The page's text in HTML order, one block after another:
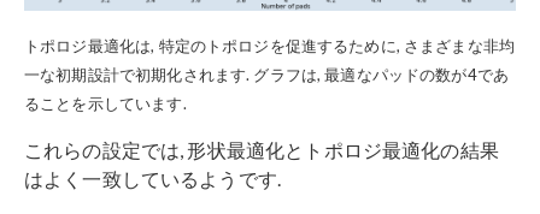
トポロジ最適化は, 特定のトポロジを促進するために, さまざまな非均
一な初期設計で初期化されます. グラフは, 最適なパッドの数が4であ
ることを示しています.
これらの設定では, 形状最適化とトポロジ最適化の結果
はよく一致しているようです.